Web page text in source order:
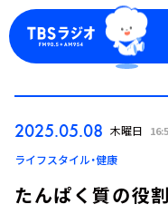
ログイン
2025.05.08 木曜日
ライフスタイル・健康
たんぱく質の役